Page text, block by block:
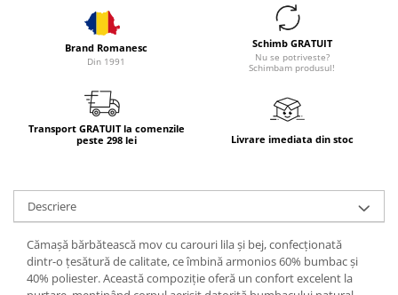
Brand Romanesc
Din 1991
Schimb GRATUIT
Nu se potriveste?
Schimbam produsul!
Transport GRATUIT la comenzile
peste 298 lei
Livrare imediata din stoc
Descriere
Cămașă bărbătească mov cu carouri lila și bej, confecționată
dintr-o țesătură de calitate, ce îmbină armonios60% bumbacși
40% poliester. Această compoziție oferă un confort excelent la